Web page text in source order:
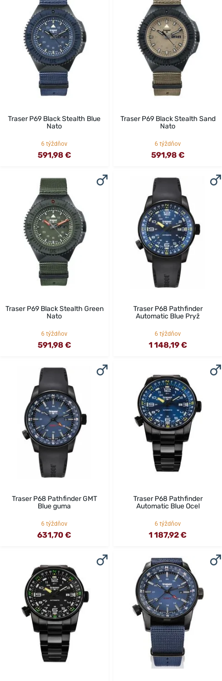
Traser P69 Black Stealth Blue
Nato
6 týždňov
591,98 €
Traser P69 Black Stealth Sand
Nato
6 týždňov
591,98 €
Traser P69 Black Stealth Green
Nato
6 týždňov
591,98 €
Traser P68 Pathfinder
Automatic Blue Pryž
6 týždňov
1 148,19 €
Traser P68 Pathfinder GMT
Blue guma
6 týždňov
631,70 €
Traser P68 Pathfinder
Automatic Blue Ocel
6 týždňov
1 187,92 €